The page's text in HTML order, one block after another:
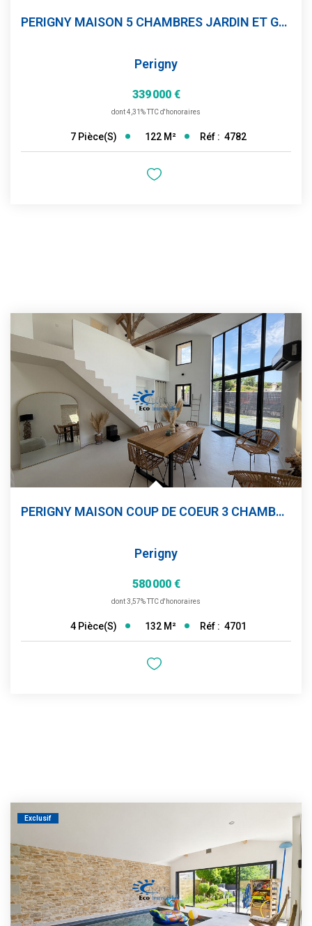
PERIGNY MAISON 5 CHAMBRES JARDIN ET GARAGE
Perigny
339 000 €
dont 4,31% TTC d'honoraires
7 Pièce(s) 122 M² Réf : 4782
PERIGNY MAISON COUP DE COEUR 3 CHAMBRES
Perigny
580 000 €
dont 3,57% TTC d'honoraires
4 Pièce(s) 132 M² Réf : 4701
Exclusif